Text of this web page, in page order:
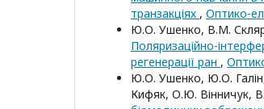
транзакціях , Оптико-
Ю.О. Ушенко, В.М.
Поляризаційно-
регенерації ран ,
Ю.О. Ушенко, Ю.О.
Кифяк, О.Ю. Вінничук,